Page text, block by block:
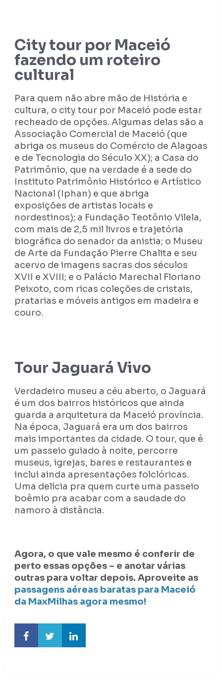
City tour por Maceió
fazendo um roteiro
cultural
Para quem não abre mão de História e
cultura, o city tour por Maceió pode estar
recheado de opções. Algumas delas são a
Associação Comercial de Maceió (que
abriga os museus do Comércio de Alagoas
e de Tecnologia do Século XX); a Casa do
Patrimônio, que na verdade é a sede do
Instituto Patrimônio Histórico e Artístico
Nacional (Iphan) e que abriga
exposições de artistas locais e
nordestinos); a Fundação Teotônio Vilela,
com mais de 2,5 mil livros e trajetória
biográfica do senador da anistia; o Museu
de Arte da Fundação Pierre Chalita e seu
acervo de imagens sacras dos séculos
XVII e XVIII; e o Palácio Marechal Floriano
Peixoto, com ricas coleções de cristais,
pratarias e móveis antigos em madeira e
couro.
Tour Jaguará Vivo
Verdadeiro museu a céu aberto, o Jaguará
é um dos bairros históricos que ainda
guarda a arquitetura da Maceió província.
Na época, Jaguará era um dos bairros
mais importantes da cidade. O tour, que é
um passeio guiado à noite, percorre
museus, igrejas, bares e restaurantes e
inclui ainda apresentações folclóricas.
Uma delícia pra quem curte uma passeio
boêmio pra acabar com a saudade do
namoro à distância.
Agora, o que vale mesmo é conferir de
perto essas opções – e anotar várias
outras para voltar depois. Aproveite as
passagens aéreas baratas para Maceió
da MaxMilhas agora mesmo!